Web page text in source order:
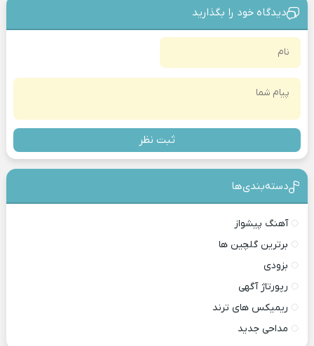
دیدگاه خود را بگذارید
ثبت نظر
دسته‌بندی‎‌‌ها
آهنگ پیشواز
برترین گلچین ها
بزودی
رپورتاژ آگهی
ریمیکس های ترند
مداحی جدید